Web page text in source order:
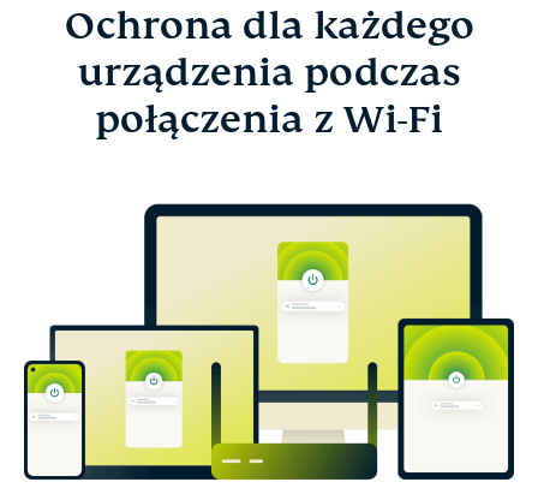
Ochrona dla każdego
urządzenia podczas
połączenia z Wi-Fi